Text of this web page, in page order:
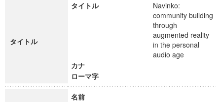
タイトル
タイトル
Navinko:
community building
through
augmented reality
in the personal
audio age
カナ
ローマ字
名前